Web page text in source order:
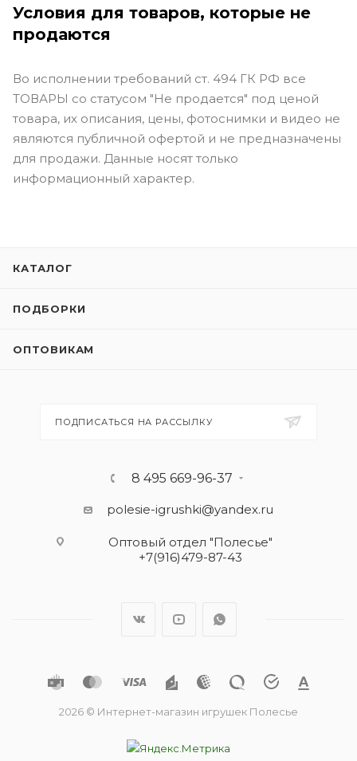
Условия для товаров, которые не
продаются
Во исполнении требований ст. 494 ГК РФ все
ТОВАРЫ со статусом "Не продается" под ценой
товара, их описания, цены, фотоснимки и видео не
являются публичной офертой и не предназначены
для продажи. Данные носят только
информационный характер.
КАТАЛОГ
ПОДБОРКИ
ОПТОВИКАМ
ПОДПИСАТЬСЯ НА РАССЫЛКУ
8 495 669-96-37
polesie-igrushki@yandex.ru
Оптовый отдел "Полесье"
+7(916)479-87-43
2026 © Интернет-магазин игрушек Полесье